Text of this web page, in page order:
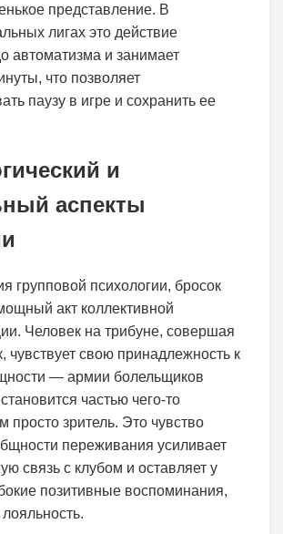
представление. В
лигах это действие
автоматизма и занимает
что позволяет
паузу в игре и сохранить ее
и
аспекты
групповой психологии, бросок
акт коллективной
Человек на трибуне, совершая
чувствует свою принадлежность к
— армии болельщиков
частью чего-то
просто зритель. Это чувство
переживания усиливает
связь с клубом и оставляет у
позитивные воспоминания,